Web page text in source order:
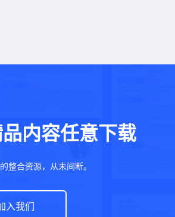
内容任意下载
整合资源，从未间断。
入我们